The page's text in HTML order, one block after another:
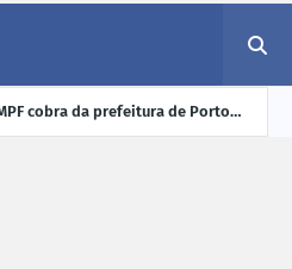
MPF cobra da prefeitura de Porto